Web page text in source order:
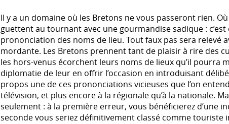
Il y a un domaine où les Bretons ne vous passeront rien.
guettent au tournant avec une gourmandise sadique : c’est
prononciation des noms de lieu. Tout faux pas sera relevé
mordante. Les Bretons prennent tant de plaisir à rire des
les hors-venus écorchent leurs noms de lieux qu’il pourra
diplomatie de leur en offrir l’occasion en introduisant
propos une de ces prononciations vicieuses que l’on
télévision, et plus encore à la régionale qu’à la nationale.
seulement : à la première erreur, vous bénéficierez d’une
seconde vous seriez définitivement classé comme touriste